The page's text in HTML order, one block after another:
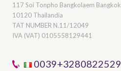
117 Soi Tonpho Bangkolaem Bangkok
10120 Thailandia
TAT NUMBER N.11/12049
IVA (VAT) 0105558129441
0039+3280822529